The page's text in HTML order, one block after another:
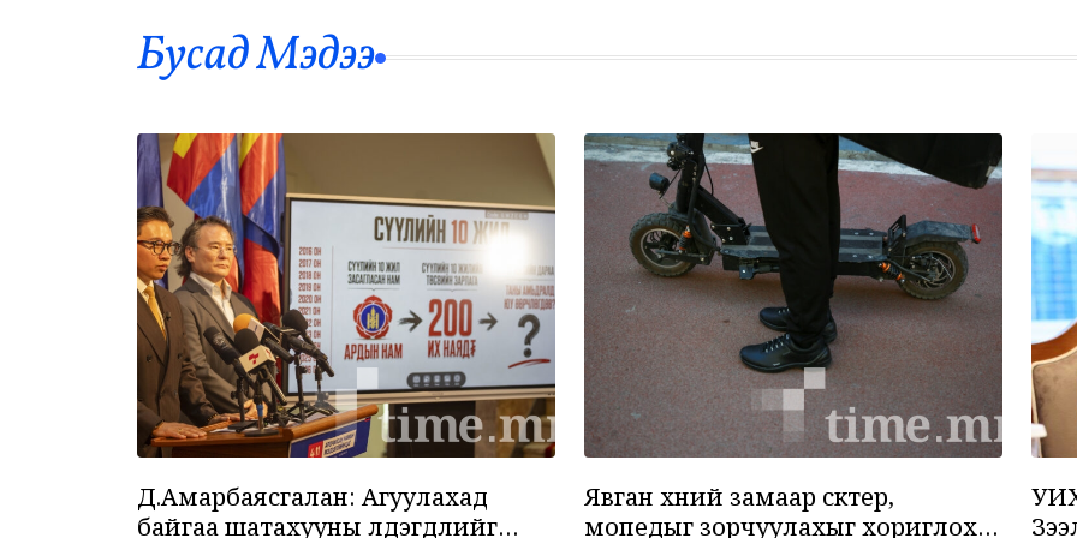
6
7
Бусад Mэдээ
Д.Амарбаясгалан: Агуулахад
байгаа шатахууны үлдэгдлийг
Явган хүний замаар скүүтер,
мопедыг зорчуулахыг хориглох